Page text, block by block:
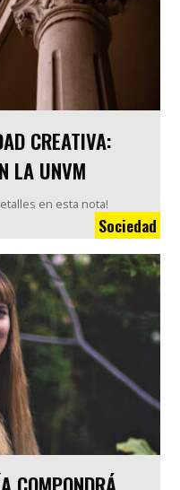
CREATIVA:
LA UNVM
en esta nota!
Sociedad
COMPONDRÁ